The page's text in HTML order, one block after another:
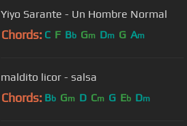
Yiyo Sarante - Un Hombre Normal
Chords: C F Bb Gm Dm G Am
maldito licor - salsa
Chords: Bb Gm D Cm G Eb Dm